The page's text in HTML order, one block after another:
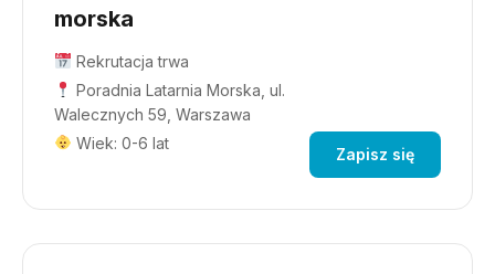
morska
Rekrutacja trwa
Poradnia Latarnia Morska, ul.
Walecznych 59, Warszawa
Wiek: 0-6 lat
Zapisz się